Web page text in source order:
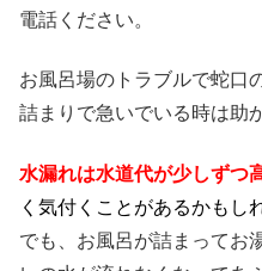
電話ください。
お風呂場のトラブルで蛇口
詰まりで急いでいる時は助
水漏れは水道代が少しずつ
く気付くことがあるかもし
でも、お風呂が詰まってお